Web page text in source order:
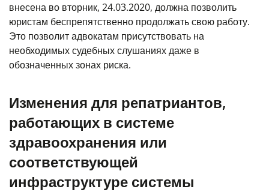
внесена во вторник, 24.03.2020, должна позволить
юристам беспрепятственно продолжать свою работу.
Это позволит адвокатам присутствовать на
необходимых судебных слушаниях даже в
обозначенных зонах риска.
Изменения для репатриантов,
работающих в системе
здравоохранения или
соответствующей
инфраструктуре системы